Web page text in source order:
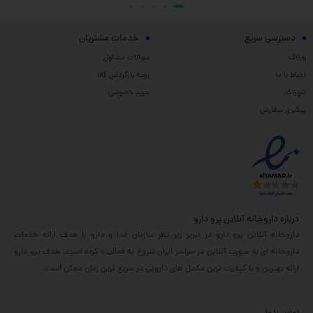
دسترسی سریع
وبلاگ
ارتباط با ما
شورتکد
پیگیری سفارش
خدمات مشتریان
سوالات متداول
رویه بازگردانی کالا
حریم خصوصی
درباره داروخانه آنلاین پرو دارو
داروخانه آنلاین پرو دارو در تبریز زیر نظر سازمان غذا و دارو با هدف ارائه خدمات
داروخانه ای به صورت آنلاین در سراسر ایران شروع به فعالیت کرده است. هدف پرو دارو
ارائه بهترین و با کیفیت ترین مکمل های دارویی در سریع ترین زمان ممکن است.